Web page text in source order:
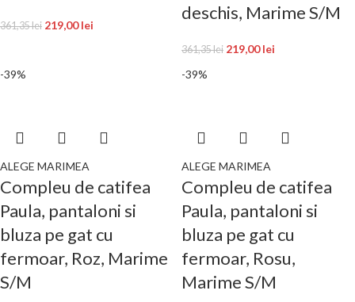
361,35lei 219,00lei
deschis, Marime S/M
361,35lei 219,00lei
-39%
ALEGE MARIMEA
Compleu de catifea
Paula, pantaloni si
bluza pe gat cu
fermoar, Roz, Marime
S/M
-39%
ALEGE MARIMEA
Compleu de catifea
Paula, pantaloni si
bluza pe gat cu
fermoar, Rosu,
Marime S/M